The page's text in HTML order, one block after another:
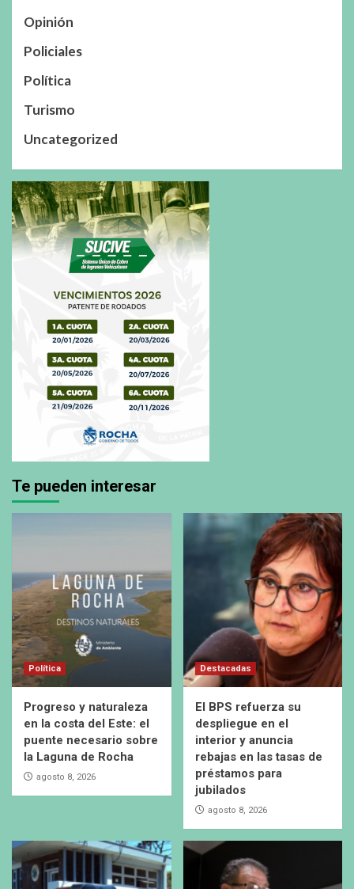
Opinión
Policiales
Política
Turismo
Uncategorized
Te pueden interesar
Política
Progreso y naturaleza
en la costa del Este: el
puente necesario sobre
la Laguna de Rocha
agosto 8, 2026
Destacadas
El BPS refuerza su
despliegue en el
interior y anuncia
rebajas en las tasas de
préstamos para
jubilados
agosto 8, 2026